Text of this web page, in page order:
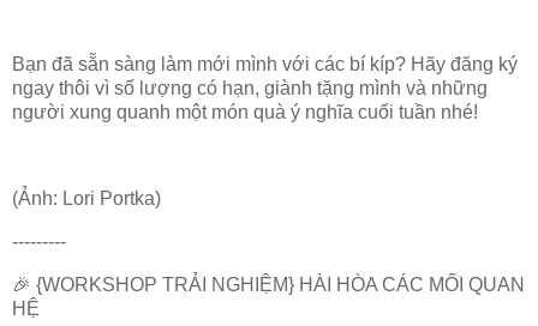
Bạn đã sẵn sàng làm mới mình với các bí kíp? Hãy đăng ký
ngay thôi vì số lượng có hạn, giành tặng mình và những
người xung quanh một món quà ý nghĩa cuối tuần nhé!
(Ảnh: Lori Portka)
---------
🎉 {WORKSHOP TRẢI NGHIỆM} HÀI HÒA CÁC MỐI QUAN
HỆ